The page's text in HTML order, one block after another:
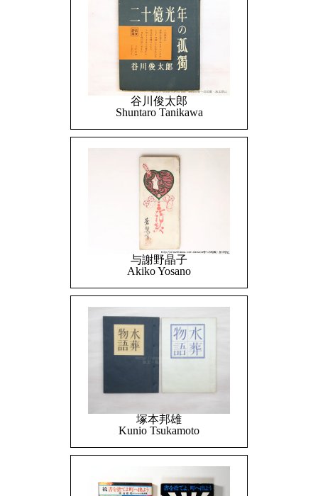
谷川俊太郎
Shuntaro Tanikawa
与謝野晶子
Akiko Yosano
塚本邦雄
Kunio Tsukamoto